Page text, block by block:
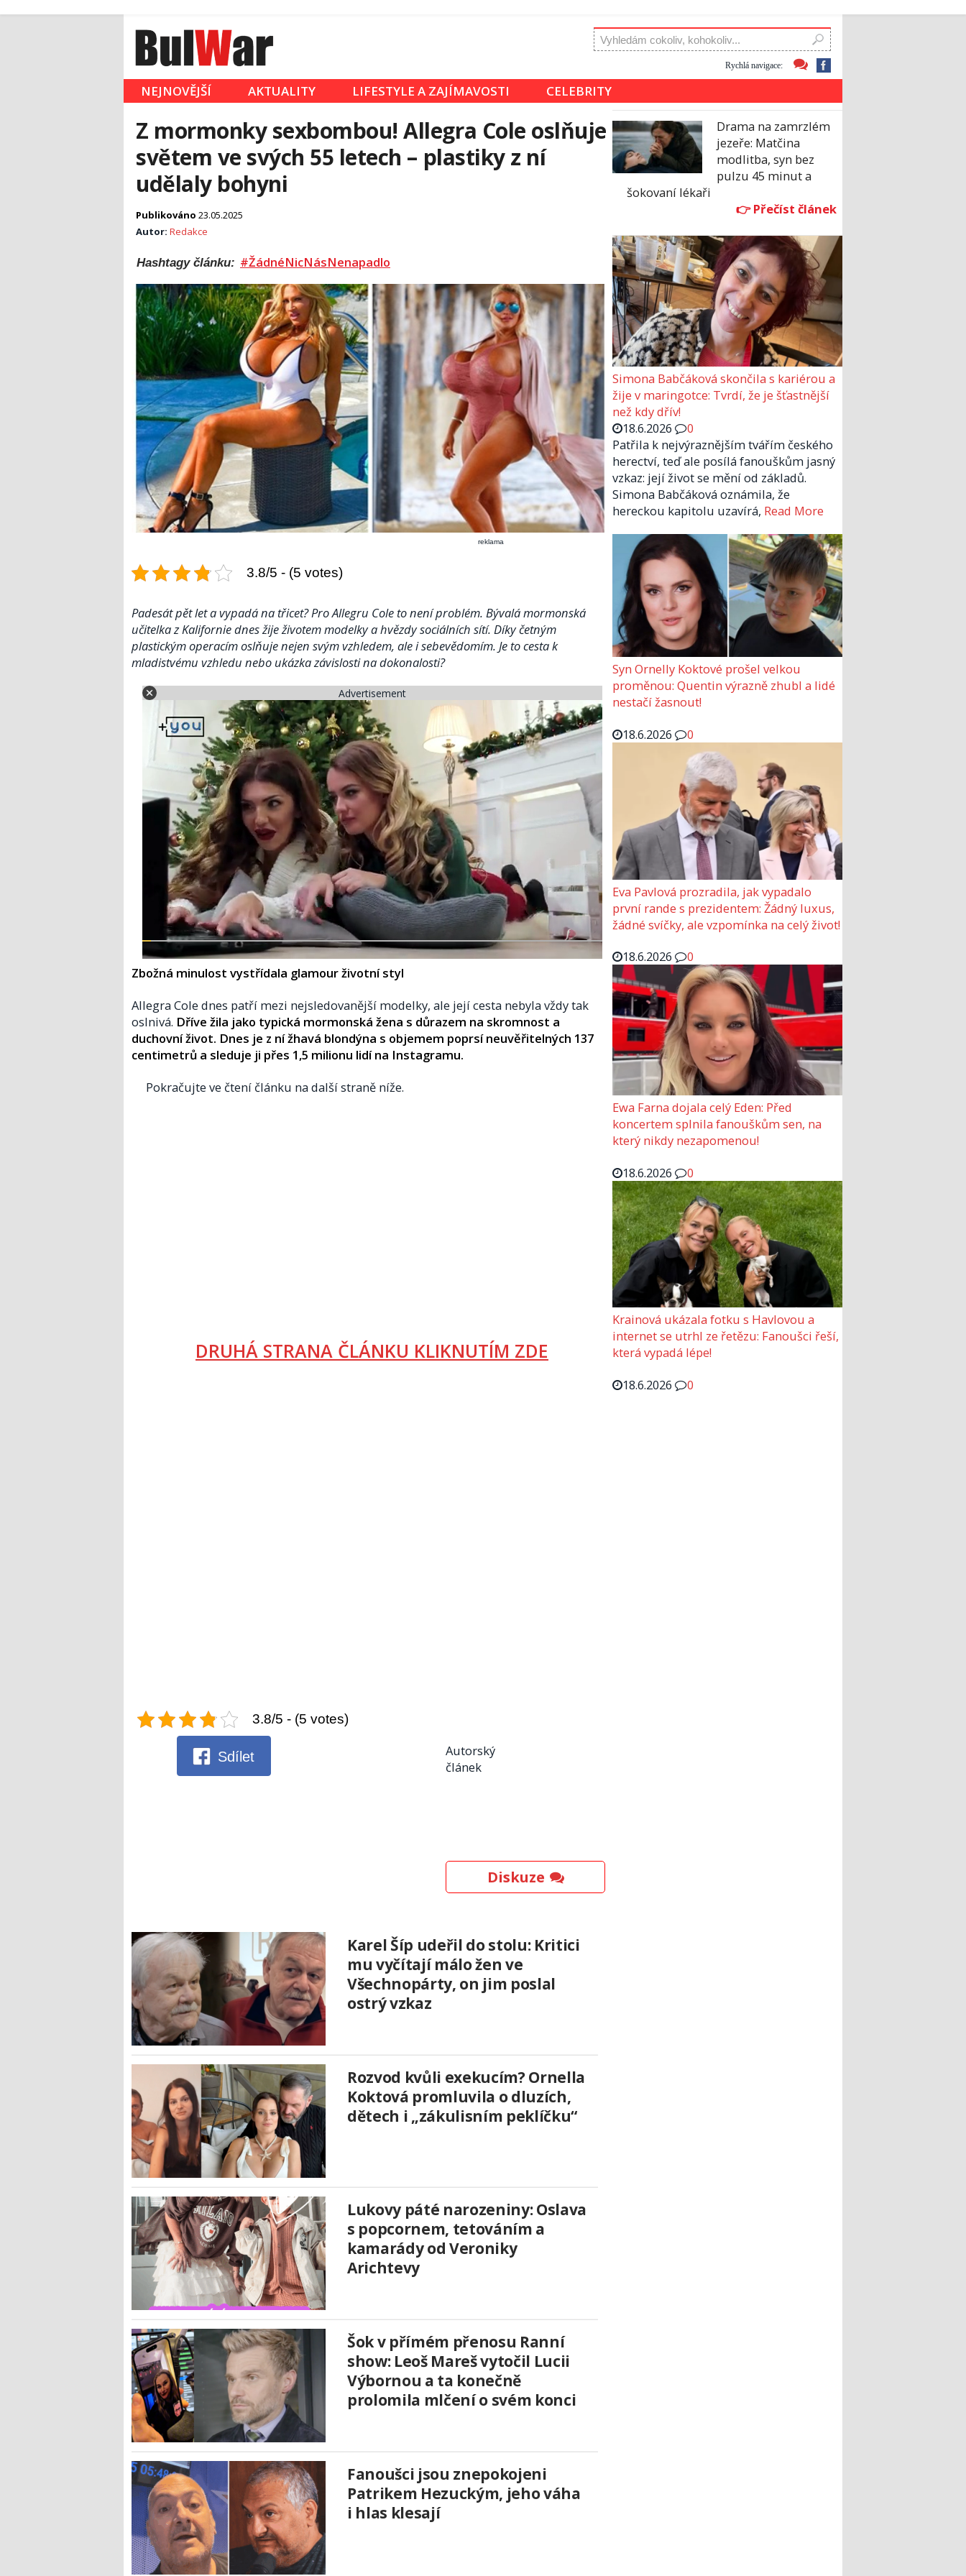
Rychlá navigace:
NEJNOVĚJŠÍ AKTUALITY LIFESTYLE A ZAJÍMAVOSTI CELEBRITY
Z mormonky sexbombou! Allegra Cole oslňuje
světem ve svých 55 letech – plastiky z ní
udělaly bohyni
Publikováno 23.05.2025
Autor: Redakce
Hashtagy článku: #ŽádnéNicNásNenapadlo
reklama
3.8/5 - (5 votes)
Padesát pět let a vypadá na třicet? Pro Allegru Cole to není problém. Bývalá mormonská
učitelka z Kalifornie dnes žije životem modelky a hvězdy sociálních sítí. Díky četným
plastickým operacím oslňuje nejen svým vzhledem, ale i sebevědomím. Je to cesta k
mladistvému vzhledu nebo ukázka závislosti na dokonalosti?
Advertisement
Zbožná minulost vystřídala glamour životní styl
Allegra Cole dnes patří mezi nejsledovanější modelky, ale její cesta nebyla vždy tak
oslnivá. Dříve žila jako typická mormonská žena s důrazem na skromnost a
duchovní život. Dnes je z ní žhavá blondýna s objemem poprsí neuvěřitelných 137
centimetrů a sleduje ji přes 1,5 milionu lidí na Instagramu.
Pokračujte ve čtení článku na další straně níže.
DRUHÁ STRANA ČLÁNKU KLIKNUTÍM ZDE
3.8/5 - (5 votes)
Sdílet
Autorský
článek
Diskuze
Karel Šíp udeřil do stolu: Kritici
mu vyčítají málo žen ve
Všechnopárty, on jim poslal
ostrý vzkaz
Rozvod kvůli exekucím? Ornella
Koktová promluvila o dluzích,
dětech i „zákulisním peklíčku“
Lukovy páté narozeniny: Oslava
s popcornem, tetováním a
kamarády od Veroniky
Arichtevy
Šok v přímém přenosu Ranní
show: Leoš Mareš vytočil Lucii
Výbornou a ta konečně
prolomila mlčení o svém konci
Fanoušci jsou znepokojeni
Patrikem Hezuckým, jeho váha
i hlas klesají
Drama na zamrzlém
jezeře: Matčina
modlitba, syn bez
pulzu 45 minut a
šokovaní lékaři
Simona Babčáková skončila s kariérou a
žije v maringotce: Tvrdí, že je šťastnější
než kdy dřív!
18.6.2026
0
Patřila k nejvýraznějším tvářím českého
herectví, teď ale posílá fanouškům jasný
vzkaz: její život se mění od základů.
Simona Babčáková oznámila, že
hereckou kapitolu uzavírá, Read More
Syn Ornelly Koktové prošel velkou
proměnou: Quentin výrazně zhubl a lidé
nestačí žasnout!
18.6.2026
0
Eva Pavlová prozradila, jak vypadalo
první rande s prezidentem: Žádný luxus,
žádné svíčky, ale vzpomínka na celý život!
18.6.2026
0
Ewa Farna dojala celý Eden: Před
koncertem splnila fanouškům sen, na
který nikdy nezapomenou!
18.6.2026
0
Krainová ukázala fotku s Havlovou a
internet se utrhl ze řetězu: Fanoušci řeší,
která vypadá lépe!
18.6.2026
0